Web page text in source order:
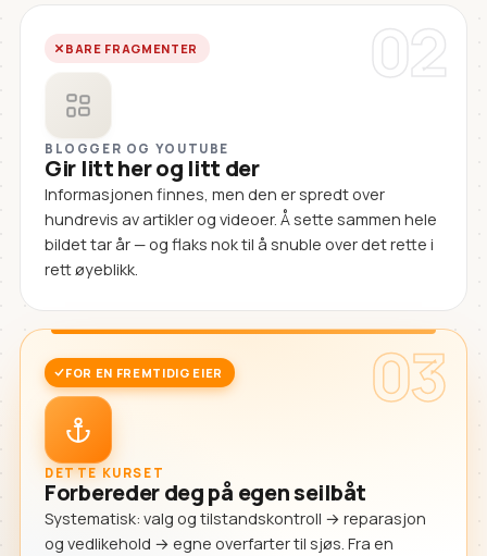
02
BARE FRAGMENTER
BLOGGER OG YOUTUBE
Gir litt her og litt der
Informasjonen finnes, men den er spredt over
hundrevis av artikler og videoer. Å sette sammen hele
bildet tar år — og flaks nok til å snuble over det rette i
rett øyeblikk.
03
FOR EN FREMTIDIG EIER
DETTE KURSET
Forbereder deg på egen seilbåt
Systematisk: valg og tilstandskontroll → reparasjon
og vedlikehold → egne overfarter til sjøs. Fra en